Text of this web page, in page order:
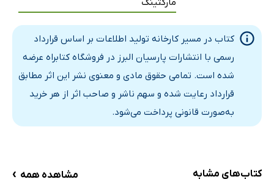
مارکتینگ
کتاب در مسیر کارخانه تولید اطلاعات بر اساس قرارداد
رسمی با انتشارات پارسیان البرز در فروشگاه کتابراه عرضه
شده است. تمامی حقوق مادی و معنوی نشر این اثر مطابق
قرارداد رعایت شده و سهم ناشر و صاحب اثر از هر خرید
به‌صورت قانونی پرداخت می‌شود.
کتاب‌های مشابه مشاهده همه ›